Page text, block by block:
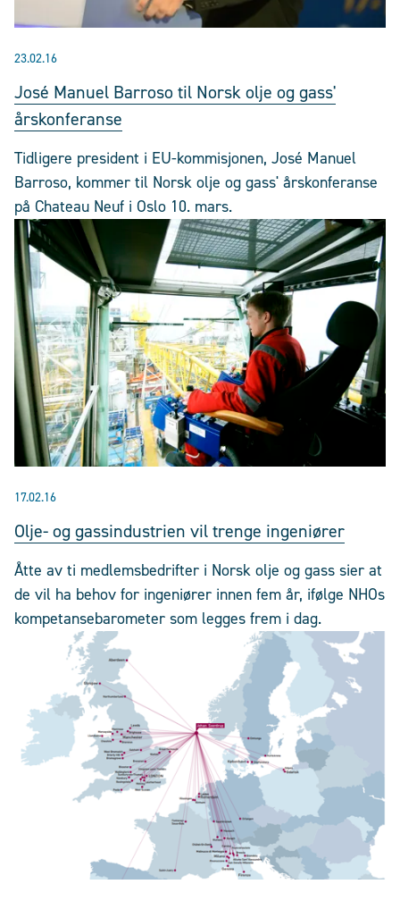
23.02.16
José Manuel Barroso til Norsk olje og gass'
årskonferanse
Tidligere president i EU-kommisjonen, José Manuel
Barroso, kommer til Norsk olje og gass' årskonferanse
på Chateau Neuf i Oslo 10. mars.
17.02.16
Olje- og gassindustrien vil trenge ingeniører
Åtte av ti medlemsbedrifter i Norsk olje og gass sier at
de vil ha behov for ingeniører innen fem år, ifølge NHOs
kompetansebarometer som legges frem i dag.